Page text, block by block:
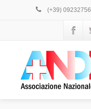
(+39)